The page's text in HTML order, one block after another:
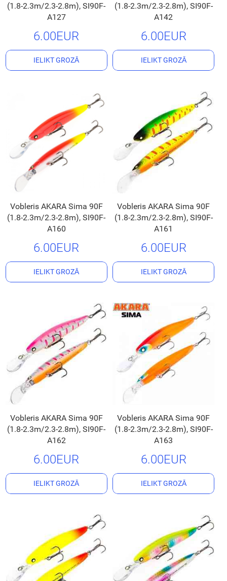
(1.8-2.3m/2.3-2.8m), SI90F-
A127
6.00EUR
IELIKT GROZĀ
(1.8-2.3m/2.3-2.8m), SI90F-
A142
6.00EUR
IELIKT GROZĀ
Vobleris AKARA Sima 90F
(1.8-2.3m/2.3-2.8m), SI90F-
A160
6.00EUR
IELIKT GROZĀ
Vobleris AKARA Sima 90F
(1.8-2.3m/2.3-2.8m), SI90F-
A161
6.00EUR
IELIKT GROZĀ
Vobleris AKARA Sima 90F
(1.8-2.3m/2.3-2.8m), SI90F-
A162
6.00EUR
IELIKT GROZĀ
Vobleris AKARA Sima 90F
(1.8-2.3m/2.3-2.8m), SI90F-
A163
6.00EUR
IELIKT GROZĀ